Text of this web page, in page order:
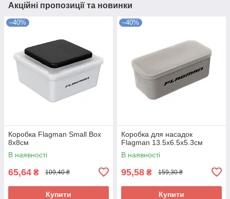
Акційні пропозиції та новинки
–40%
Коробка Flagman Small Box
8x8см
В наявності
65,64 ₴ 109,40 ₴
Купити
–40%
Коробка для насадок
Flagman 13.5x6.5x5.3см
В наявності
95,58 ₴ 159,30 ₴
Купити